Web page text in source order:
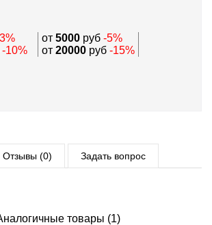
от 5000 руб -5%
-10% от 20000 руб -15%
Отзывы (0) Задать вопрос
товары (1)